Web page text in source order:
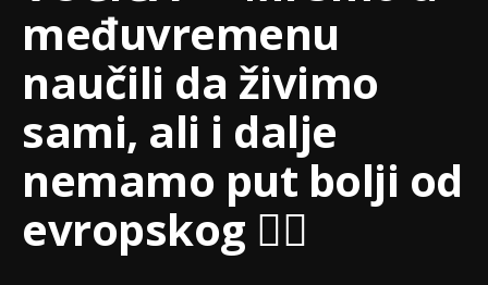
međuvremenu
naučili da živimo
sami, ali i dalje
nemamo put bolji od
evropskog ☝🏻